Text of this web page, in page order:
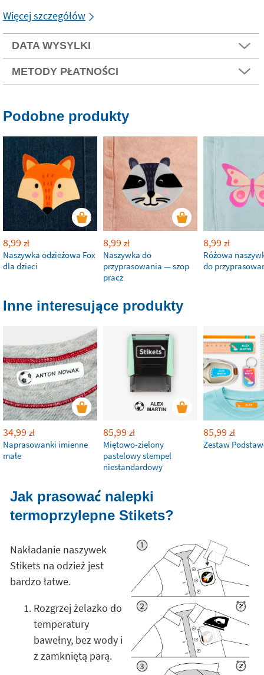
Więcej szczegółów
DATA WYSYLKI
METODY PŁATNOŚCI
Podobne produkty
8,99 zł
Naszywka odzieżowa Fox
dla dzieci
8,99 zł
Naszywka do
przyprasowania — szop
pracz
8,99 zł
Różowa
do
Inne interesujące produkty
34,99 zł
Naprasowanki imienne
małe
85,99 zł
Miętowo-zielony
pastelowy stempel
niestandardowy
85,99 zł
Zestaw
Jak prasować nalepki
termoprzylepne Stikets?
Nakładanie naszywek
Stikets na odzież jest
bardzo łatwe.
Rozgrzej żelazko do
temperatury
bawełny, bez wody i
z zamkniętą parą.